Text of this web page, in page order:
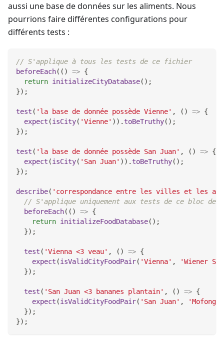
aussi une base de données sur les aliments. Nous
pourrions faire différentes configurations pour
différents tests :
// S'applique à tous les tests de ce fichier
beforeEach( ( ) => {
return initializeCityDatabase( ) ;
}) ;
test ( 'la base de donnée possède Vienne' , ( ) => {
expect (isCity( 'Vienne' ) ) . toBeTruthy( ) ;
}) ;
test ( 'la base de donnée possède San Juan' , ( ) => {
expect (isCity( 'San Juan' ) ) . toBeTruthy( ) ;
}) ;
describe( 'correspondance entre les villes et les
// S'applique uniquement aux tests de ce bloc
beforeEach( ( ) => {
return initializeFoodDatabase( ) ;
}) ;
test ( 'Vienna <3 veau' , ( ) => {
expect (isValidCityFoodPair( 'Vienna' ,
'Wiener
}) ;
test ( 'San Juan <3 bananes plantain' , ( ) => {
expect (isValidCityFoodPair( 'San Juan' ,
'Mofongo'
}) ;
}) ;